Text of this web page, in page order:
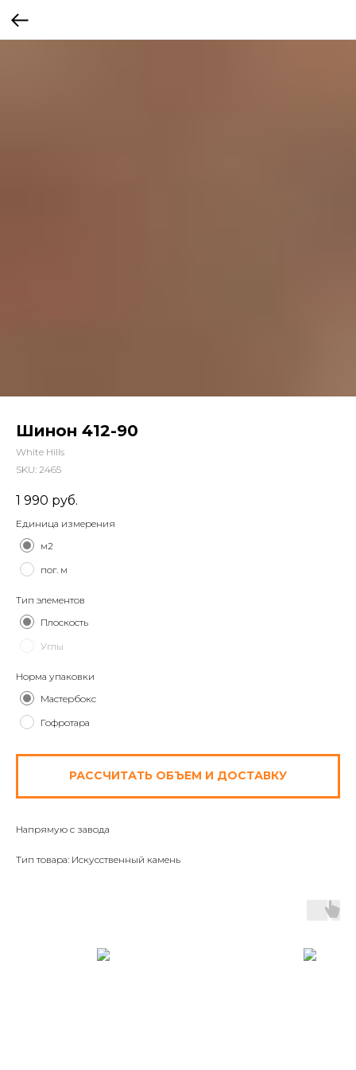
Шинон 412-90
White Hills
SKU: 2465
1 990 руб.
Единица измерения
м2
пог. м
Тип элементов
Плоскость
Углы
Норма упаковки
Мастербокс
Гофротара
РАССЧИТАТЬ ОБЪЕМ И ДОСТАВКУ
Напрямую с завода
Тип товара: Искусственный камень